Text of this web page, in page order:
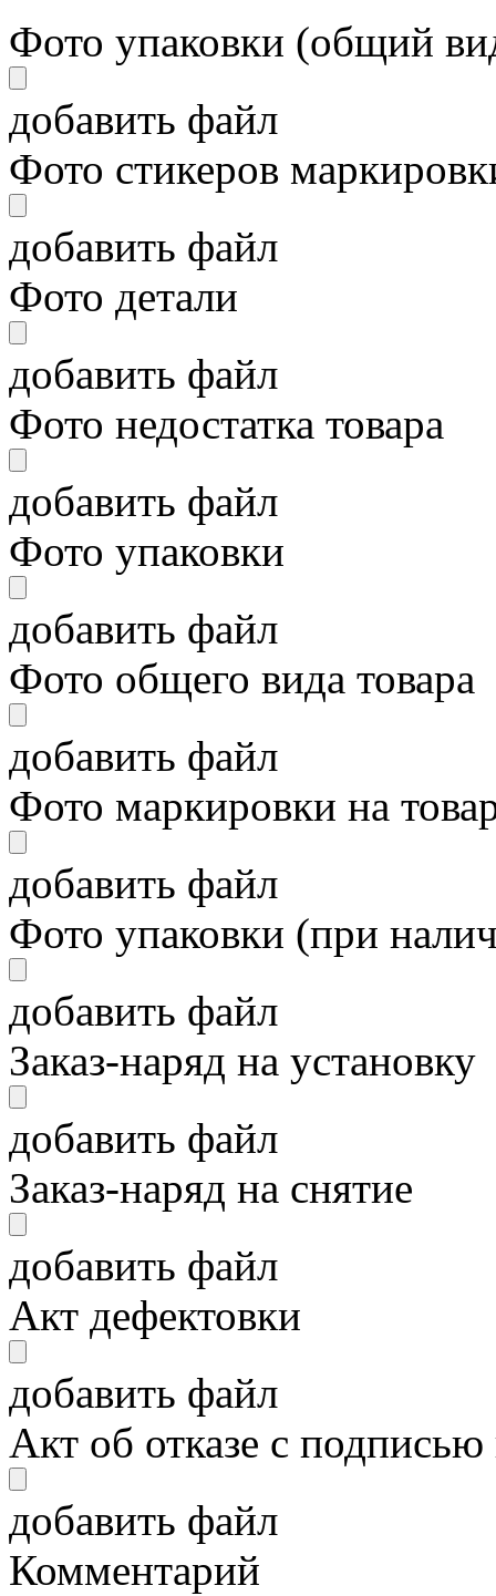
Фото упаковки (общий
добавить файл
Фото стикеров
добавить файл
Фото детали
добавить файл
Фото недостатка товара
добавить файл
Фото упаковки
добавить файл
Фото общего вида товара
добавить файл
Фото маркировки на
добавить файл
Фото упаковки (при
добавить файл
Заказ-наряд на установку
добавить файл
Заказ-наряд на снятие
добавить файл
Акт дефектовки
добавить файл
Акт об отказе с
добавить файл
Комментарий